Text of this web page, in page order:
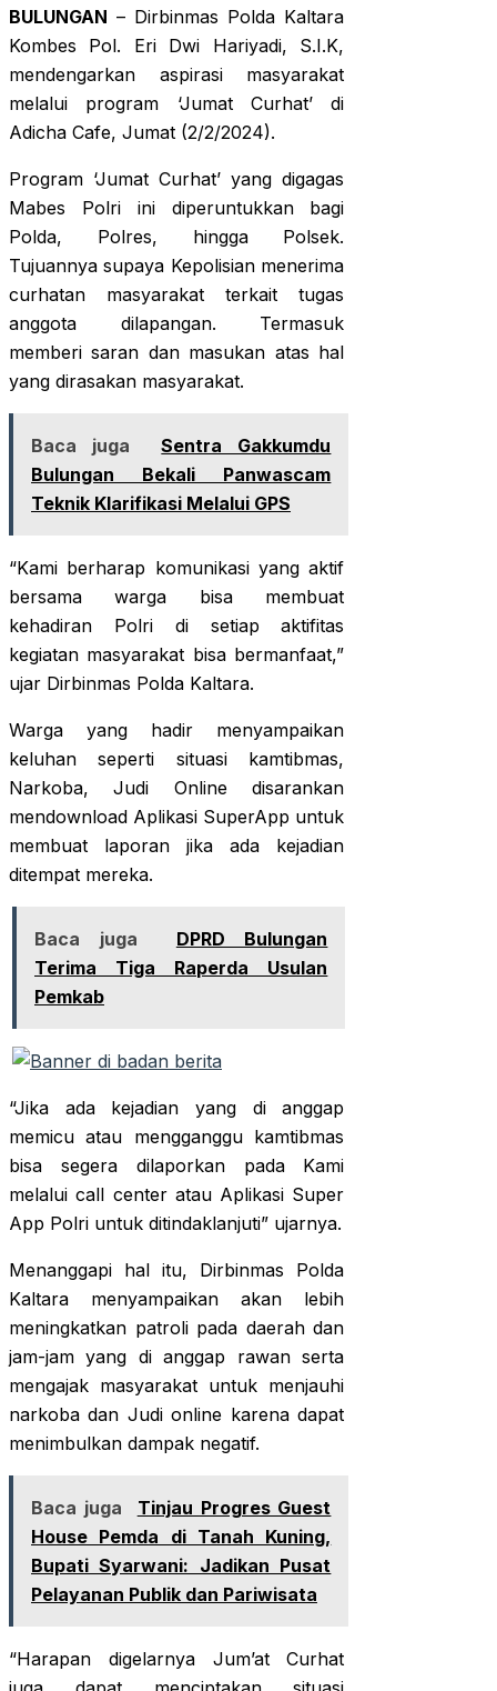
BULUNGAN – Dirbinmas Polda Kaltara
Kombes Pol. Eri Dwi Hariyadi, S.I.K,
mendengarkan aspirasi masyarakat
melalui program ‘Jumat Curhat’ di
Adicha Cafe, Jumat (2/2/2024).
Program ‘Jumat Curhat’ yang digagas
Mabes Polri ini diperuntukkan bagi
Polda, Polres, hingga Polsek.
Tujuannya supaya Kepolisian menerima
curhatan masyarakat terkait tugas
anggota dilapangan. Termasuk
memberi saran dan masukan atas hal
yang dirasakan masyarakat.
Baca juga
Sentra Gakkumdu
Bulungan Bekali Panwascam
Teknik Klarifikasi Melalui GPS
“Kami berharap komunikasi yang aktif
bersama warga bisa membuat
kehadiran Polri di setiap aktifitas
kegiatan masyarakat bisa bermanfaat,”
ujar Dirbinmas Polda Kaltara.
Warga yang hadir menyampaikan
keluhan seperti situasi kamtibmas,
Narkoba, Judi Online disarankan
mendownload Aplikasi SuperApp untuk
membuat laporan jika ada kejadian
ditempat mereka.
Baca juga
DPRD Bulungan
Terima Tiga Raperda Usulan
Pemkab
“Jika ada kejadian yang di anggap
memicu atau mengganggu kamtibmas
bisa segera dilaporkan pada Kami
melalui call center atau Aplikasi Super
App Polri untuk ditindaklanjuti” ujarnya.
Menanggapi hal itu, Dirbinmas Polda
Kaltara menyampaikan akan lebih
meningkatkan patroli pada daerah dan
jam-jam yang di anggap rawan serta
mengajak masyarakat untuk menjauhi
narkoba dan Judi online karena dapat
menimbulkan dampak negatif.
Baca juga
Tinjau Progres Guest
House Pemda di Tanah Kuning,
Bupati Syarwani: Jadikan Pusat
Pelayanan Publik dan Pariwisata
“Harapan digelarnya Jum’at Curhat